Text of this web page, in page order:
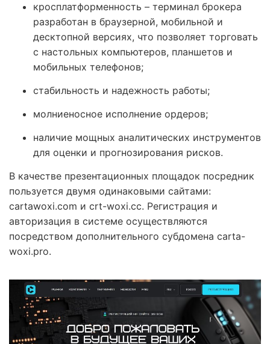
кросплатформенность – терминал брокера
разработан в браузерной, мобильной и
десктопной версиях, что позволяет торговать
с настольных компьютеров, планшетов и
мобильных телефонов;
стабильность и надежность работы;
молниеносное исполнение ордеров;
наличие мощных аналитических инструментов
для оценки и прогнозирования рисков.
В качестве презентационных площадок посредник
пользуется двумя одинаковыми сайтами:
cartawoxi.com и crt-woxi.cc. Регистрация и
авторизация в системе осуществляются
посредством дополнительного субдомена carta-
woxi.pro.